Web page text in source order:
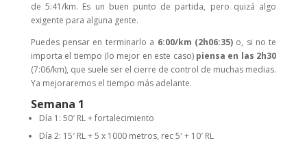
de 5:41/km. Es un buen punto de partida, pero quizá algo
exigente para alguna gente.
Puedes pensar en terminarlo a 6:00/km (2h06:35)o, si no te
importa el tiempo (lo mejor en este caso) piensa en las 2h30
(7:06/km), que suele ser el cierre de control de muchas medias.
Ya mejoraremos el tiempo más adelante.
Semana 1
Día 1: 50′ RL + fortalecimiento
Día 2: 15′ RL + 5 x 1000 metros, rec 5′ + 10′ RL